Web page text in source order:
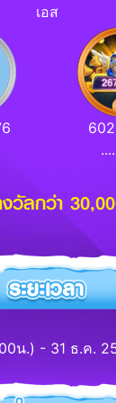
เอส
วัลกว่า
น.) - 31 ธ.ค.